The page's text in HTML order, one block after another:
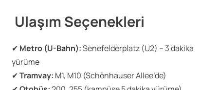
Ulaşım Seçenekleri
✔ Metro (U-Bahn):Senefelderplatz (U2) – 3 dakika
yürüme
✔Tramvay: M1, M10 (Schönhauser Allee’de)